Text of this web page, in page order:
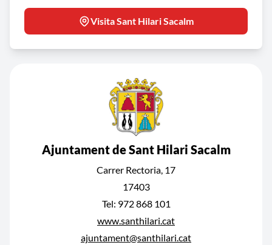
Visita Sant Hilari Sacalm
Ajuntament de Sant Hilari Sacalm
Carrer Rectoria, 17
17403
Tel: 972 868 101
www.santhilari.cat
ajuntament@santhilari.cat